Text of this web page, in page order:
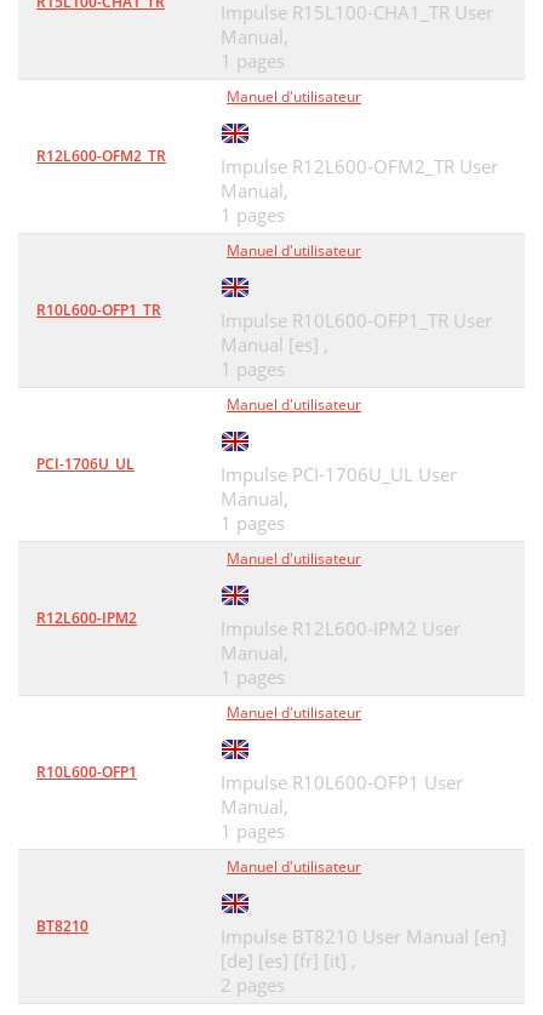
Impulse R15L100-CHA1_TR User
Manual,
1 pages
R12L600-OFM2_TR
Manuel d'utilisateur
Impulse R12L600-OFM2_TR User
Manual,
1 pages
R10L600-OFP1_TR
Manuel d'utilisateur
Impulse R10L600-OFP1_TR User
Manual [es] ,
1 pages
PCI-1706U_UL
Manuel d'utilisateur
Impulse PCI-1706U_UL User
Manual,
1 pages
R12L600-IPM2
Manuel d'utilisateur
Impulse R12L600-IPM2 User
Manual,
1 pages
R10L600-OFP1
Manuel d'utilisateur
Impulse R10L600-OFP1 User
Manual,
1 pages
BT8210
Manuel d'utilisateur
Impulse BT8210 User Manual [en]
[de] [es] [fr] [it] ,
2 pages